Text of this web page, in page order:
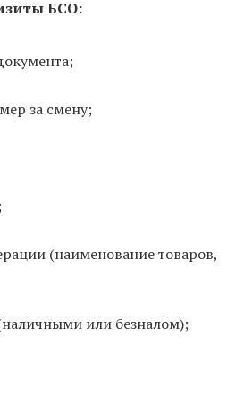
БСО:
за смену;
(наименование товаров,
или безналом);